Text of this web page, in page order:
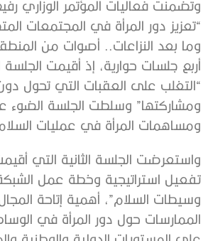
وتضمنت فعاليات المؤتمر الوزاري
“تعزيز دور المرأة في المجتمعات
وما بعد النزاعات.. أصوات من
أربع جلسات حوارية، إذ أقيمت
“التغلب على العقبات التي تحول دون
ومشاركتها” وسلطت الجلسة الضوء
ومساهمات المرأة في عمليات
واستعرضت الجلسة الثانية التي
تفعيل استراتيجية وخطة عمل الشبكة
وسيطات السلام”، أهمية إتاحة
الممارسات حول دور المرأة في